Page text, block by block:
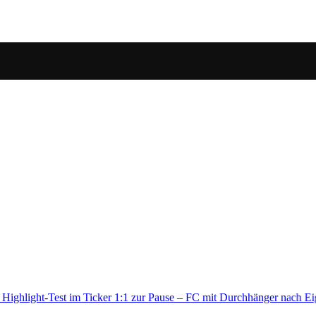
nach Eigentor